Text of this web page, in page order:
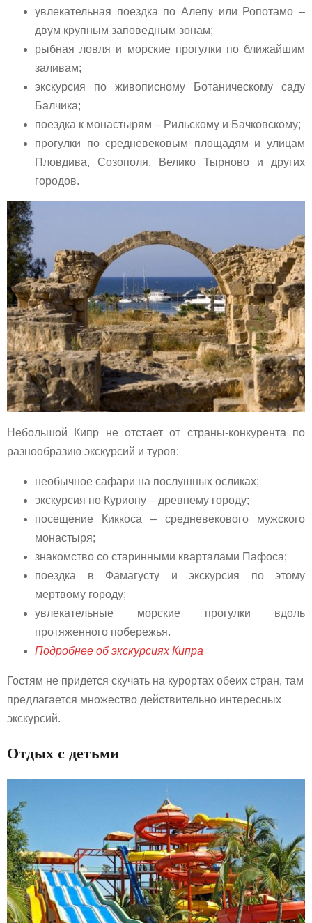
увлекательная поездка по Алепу или Ропотамо –
двум крупным заповедным зонам;
рыбная ловля и морские прогулки по ближайшим
заливам;
экскурсия по живописному Ботаническому саду
Балчика;
поездка к монастырям – Рильскому и Бачковскому;
прогулки по средневековым площадям и улицам
Пловдива, Созополя, Велико Тырново и других
городов.
Небольшой Кипр не отстает от страны-конкурента по
разнообразию экскурсий и туров:
необычное сафари на послушных осликах;
экскурсия по Куриону – древнему городу;
посещение Киккоса – средневекового мужского
монастыря;
знакомство со старинными кварталами Пафоса;
поездка в Фамагусту и экскурсия по этому
мертвому городу;
увлекательные морские прогулки вдоль
протяженного побережья.
Подробнее об экскурсиях Кипра
Гостям не придется скучать на курортах обеих стран, там
предлагается множество действительно интересных
экскурсий.
Отдых с детьми